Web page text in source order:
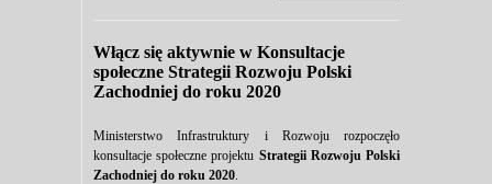
Włącz się aktywnie w Konsultacje
społeczne Strategii Rozwoju Polski
Zachodniej do roku 2020
Ministerstwo Infrastruktury i Rozwoju rozpoczęło
konsultacje społeczne projektu Strategii Rozwoju Polski
Zachodniej do roku 2020.